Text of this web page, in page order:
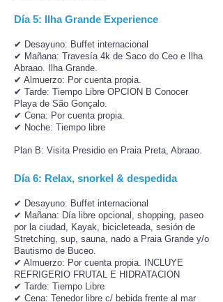
Día 5: Ilha Grande Experience
✔ Desayuno: Buffet internacional
✔ Mañana: Travesía 4k de Saco do Ceo e Ilha
Abraao. Ilha Grande.
✔ Almuerzo: Por cuenta propia.
✔ Tarde: Tiempo Libre OPCION B Conocer
Playa de São Gonçalo.
✔ Cena: Por cuenta propia.
✔ Noche: Tiempo libre
Plan B: Visita Presidio en Praia Preta, Abraao.
Día 6: Relax, snorkel & despedida
✔ Desayuno: Buffet internacional
✔ Mañana: Día libre opcional, shopping, paseo
por la ciudad, Kayak, bicicleteada, sesión de
Stretching, sup, sauna, nado a Praia Grande y/o
Bautismo de Buceo.
✔ Almuerzo: Por cuenta propia. INCLUYE
REFRIGERIO FRUTAL E HIDRATACION
✔ Tarde: Tiempo Libre
✔ Cena: Tenedor libre c/ bebida frente al mar